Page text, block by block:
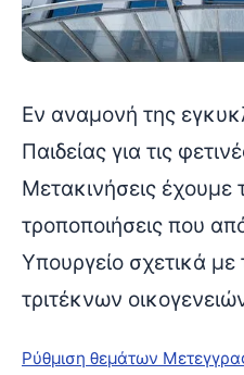
Εν αναμονή της
Παιδείας για τις
Μετακινήσεις έχουμε
τροποποιήσεις που
Υπουργείο σχετικά με
τριτέκνων
Ρύθμιση θεμάτων